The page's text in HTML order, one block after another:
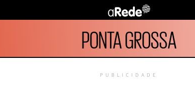
PONTA GROSSA
PUBLICIDADE